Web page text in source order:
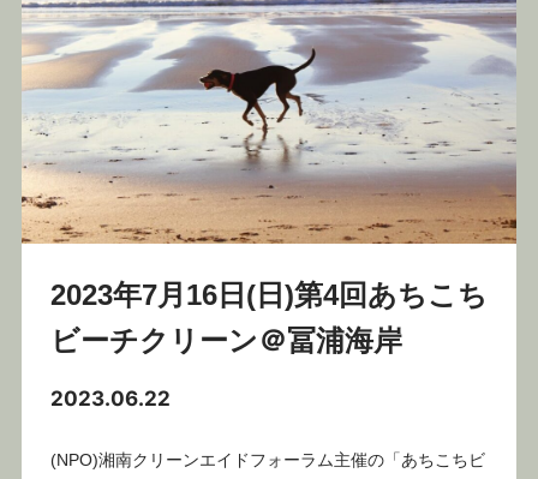
2023年7月16日(日)第4回あちこち
ビーチクリーン＠冨浦海岸
2023.06.22
(NPO)湘南クリーンエイドフォーラム主催の「あちこちビ